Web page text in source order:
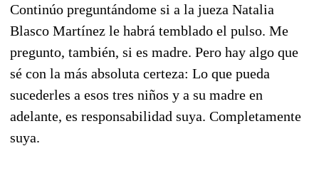
Continúo preguntándome si a la jueza Natalia
Blasco Martínez le habrá temblado el pulso. Me
pregunto, también, si es madre. Pero hay algo que
sé con la más absoluta certeza: Lo que pueda
sucederles a esos tres niños y a su madre en
adelante, es responsabilidad suya. Completamente
suya.